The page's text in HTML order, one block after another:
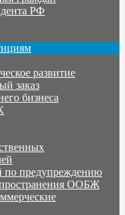
РФ
развитие
заказ
бизнеса
по предупреждению
ООБЖ